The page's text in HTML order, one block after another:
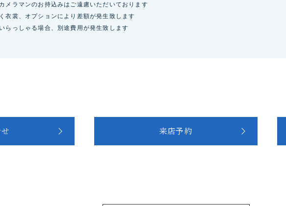
メラマンのお持込みはご遠慮いただいております
衣裳、オプションにより差額が発生致します
らっしゃる場合、別途費用が発生致します
来店予約